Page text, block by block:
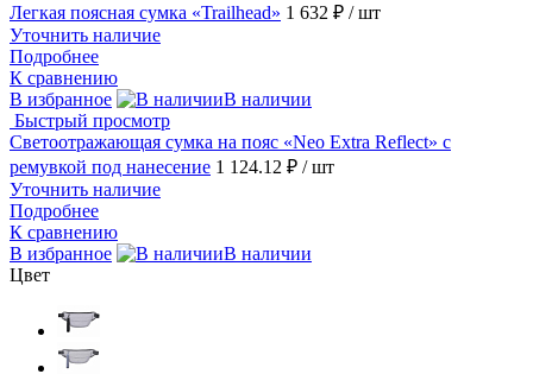
Легкая поясная сумка «Trailhead» 1 632 ₽ / шт
Уточнить наличие
Подробнее
К сравнению
В избранное
В наличии
Быстрый просмотр
Светоотражающая сумка на пояс «Neo Extra Reflect» с
ремувкой под нанесение 1 124.12 ₽ / шт
Уточнить наличие
Подробнее
К сравнению
В избранное
В наличии
Цвет